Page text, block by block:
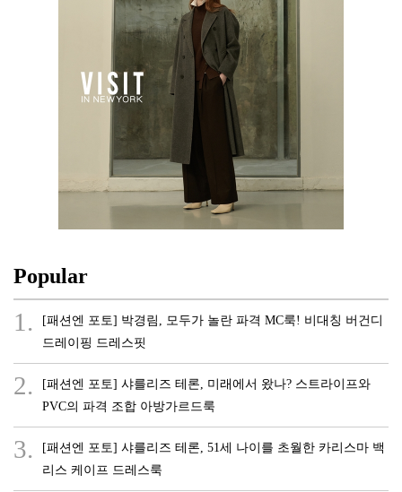
Popular
1.
[패션엔 포토] 박경림, 모두가 놀란 파격 MC룩! 비대칭 버건디
드레이핑 드레스핏
2.
[패션엔 포토] 샤를리즈 테론, 미래에서 왔나? 스트라이프와
PVC의 파격 조합 아방가르드룩
3.
[패션엔 포토] 샤를리즈 테론, 51세 나이를 초월한 카리스마 백
리스 케이프 드레스룩